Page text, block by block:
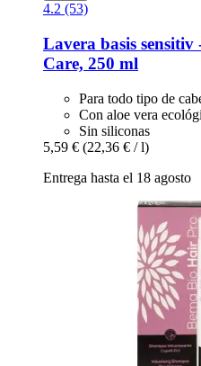
4.2 (53)
Lavera basis
Care, 250 ml
Para todo tipo de
Con aloe vera
Sin siliconas
5,59 € (22,36 € / l)
Entrega hasta el 18 agosto